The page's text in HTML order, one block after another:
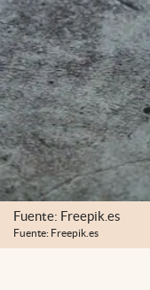
Fuente: Freepik.es
Fuente: Freepik.es